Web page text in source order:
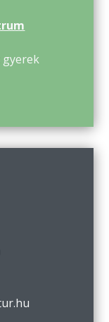
gyerek